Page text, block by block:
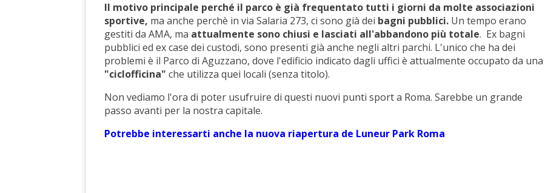
Il motivo principale perché il parco è già frequentato tutti i giorni da molte associazioni
sportive, ma anche perchè in via Salaria 273, ci sono già dei bagni pubblici. Un tempo erano
gestiti da AMA, ma attualmente sono chiusi e lasciati all'abbandono più totale. Ex bagni
pubblici ed ex case dei custodi, sono presenti già anche negli altri parchi. L'unico che ha dei
problemi è il Parco di Aguzzano, dove l'edificio indicato dagli uffici è attualmente occupato da una
"ciclofficina" che utilizza quei locali (senza titolo).
Non vediamo l'ora di poter usufruire di questi nuovi punti sport a Roma. Sarebbe un grande
passo avanti per la nostra capitale.
Potrebbe interessarti anche la nuova riapertura de Luneur Park Roma